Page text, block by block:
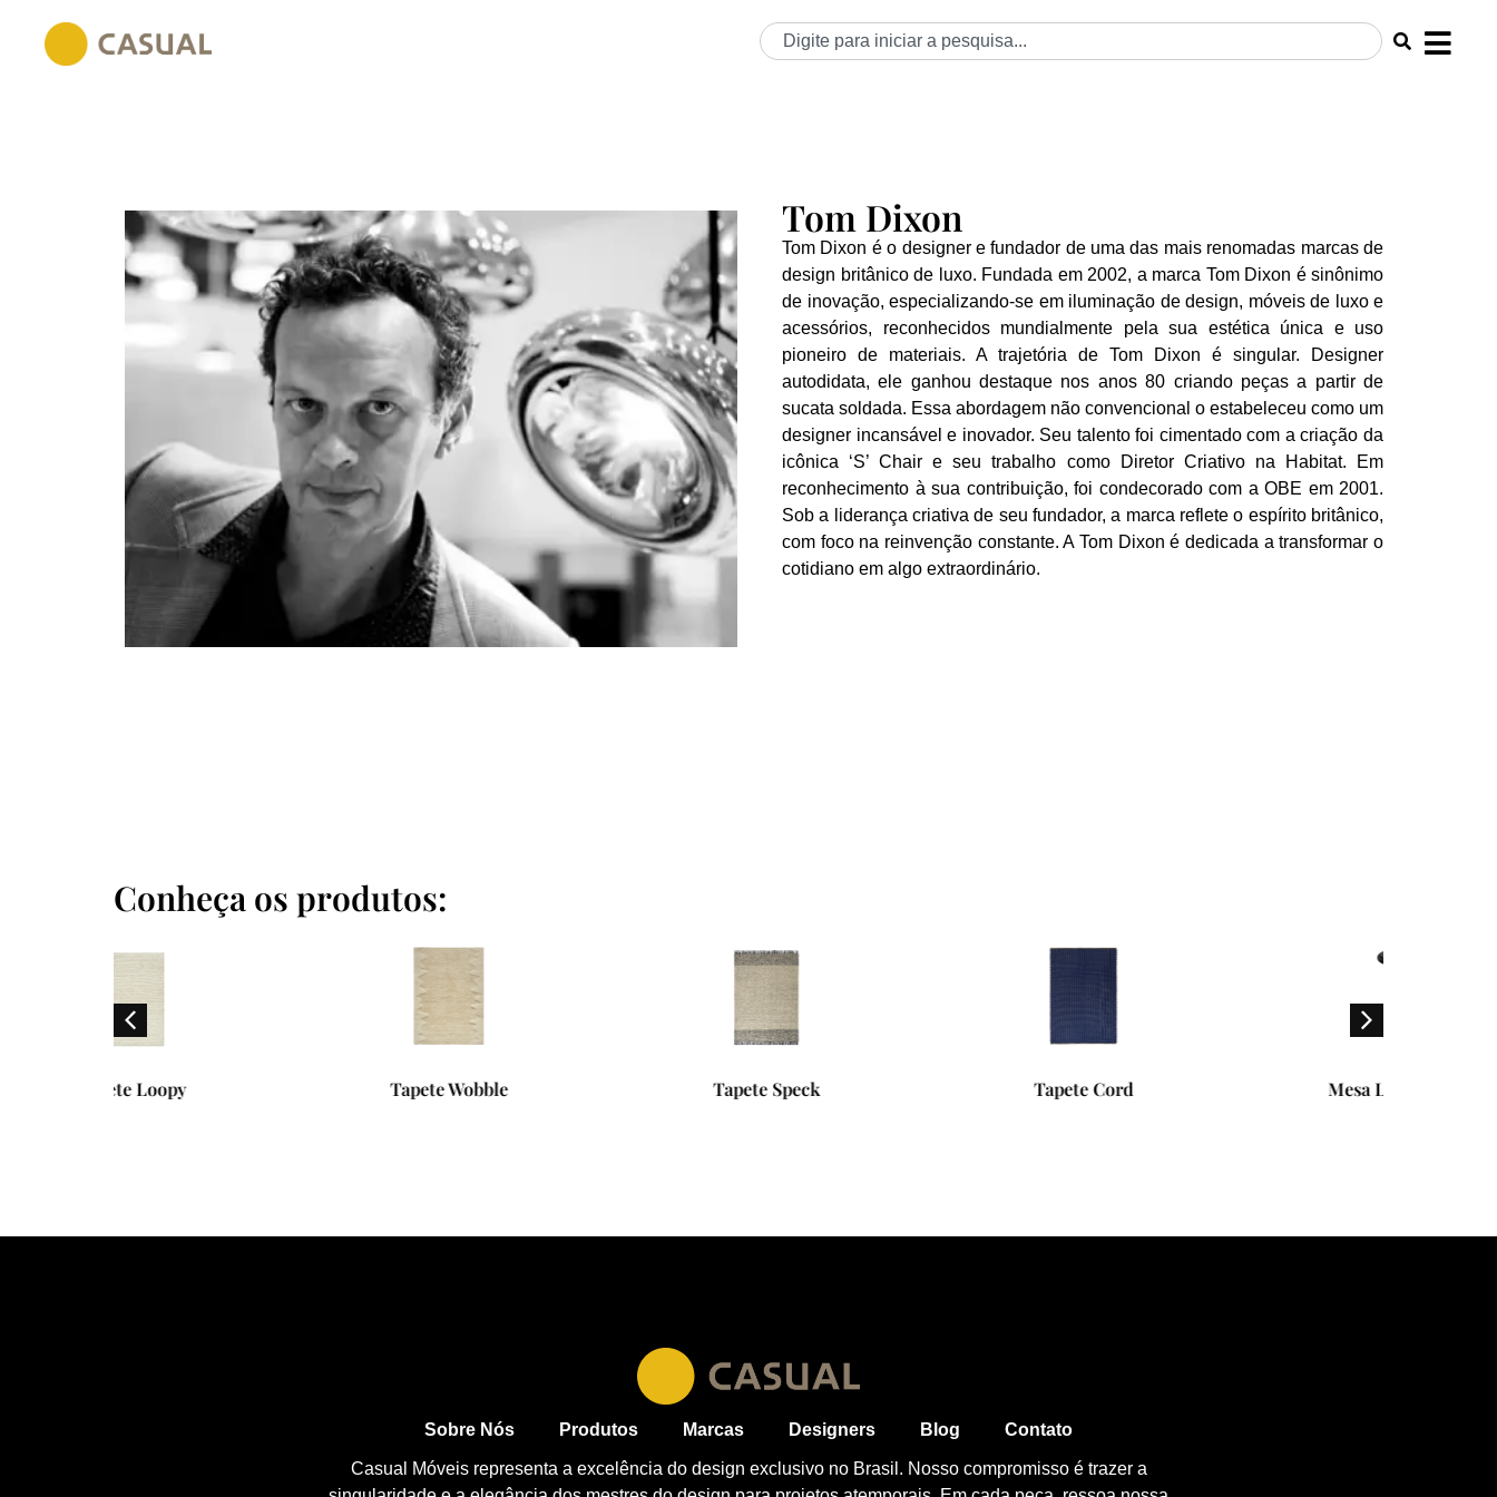
Tom Dixon
Tom Dixon é o designer e fundador de uma das mais renomadas marcas de
design britânico de luxo. Fundada em 2002, a marca Tom Dixon é sinônimo
de inovação, especializando-se em iluminação de design, móveis de luxo e
acessórios, reconhecidos mundialmente pela sua estética única e uso
pioneiro de materiais. A trajetória de Tom Dixon é singular. Designer
autodidata, ele ganhou destaque nos anos 80 criando peças a partir de
sucata soldada. Essa abordagem não convencional o estabeleceu como um
designer incansável e inovador. Seu talento foi cimentado com a criação da
icônica ‘S’ Chair e seu trabalho como Diretor Criativo na Habitat. Em
reconhecimento à sua contribuição, foi condecorado com a OBE em 2001.
Sob a liderança criativa de seu fundador, a marca reflete o espírito britânico,
com foco na reinvenção constante. A Tom Dixon é dedicada a transformar o
cotidiano em algo extraordinário.
Conheça os produtos:
Sobre Nós Produtos Marcas Designers Blog Contato
Casual Móveis representa a excelência do design exclusivo no Brasil. Nosso compromisso é trazer a